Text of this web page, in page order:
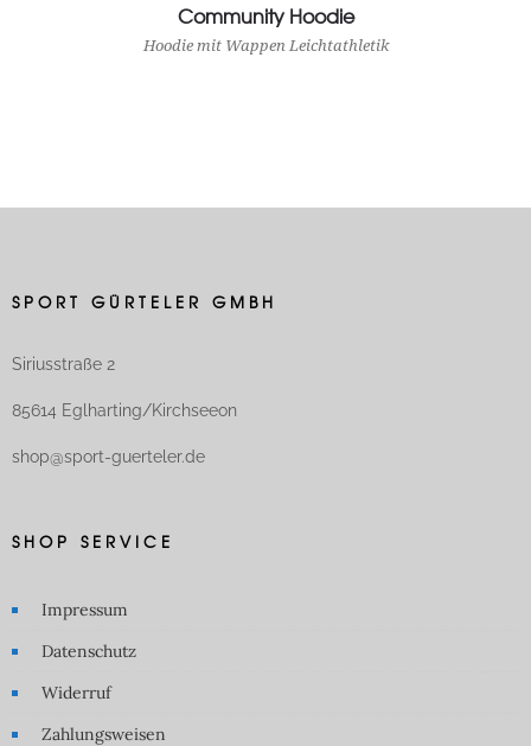
View Product
Community Hoodie
Hoodie mit Wappen Leichtathletik
SPORT GÜRTELER GMBH
Siriusstraße 2
85614 Eglharting/Kirchseeon
shop@sport-guerteler.de
SHOP SERVICE
Impressum
Datenschutz
Widerruf
Zahlungsweisen